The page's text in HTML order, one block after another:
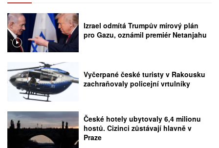
Izrael odmítá Trumpův mírový plán
pro Gazu, oznámil premiér Netanjahu
Vyčerpané české turisty v Rakousku
zachraňovaly policejní vrtulníky
České hotely ubytovaly 6,4 milionu
hostů. Cizinci zůstávají hlavně v
Praze